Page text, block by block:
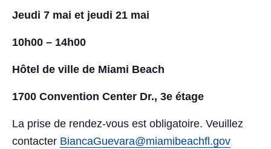
Jeudi 7 mai et jeudi 21 mai
10h00 – 14h00
Hôtel de ville de Miami Beach
1700 Convention Center Dr., 3e étage
La prise de rendez-vous est obligatoire. Veuillez
contacter BiancaGuevara@miamibeachfl.gov